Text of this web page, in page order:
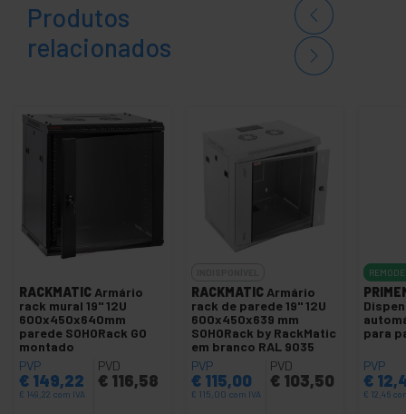
Produtos
relacionados
RACKMATIC Armário
rack mural 19'' 12U
600x450x640mm
parede SOHORack GO
montado
PVP
€ 149,22
€ 149,22 com IVA
PVD
€116,58
RACKMATIC Armário
rack de parede 19'' 12U
600x450x639 mm
SOHORack by RackMatic
em branco RAL 9035
PVP
€ 115,00
€ 115,00 com IVA
PVD
€103,50
para
PVP
€
€ 12,46